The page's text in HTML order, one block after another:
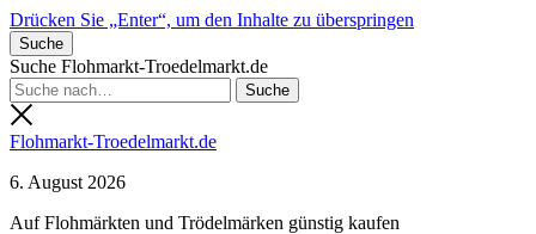
Drücken Sie „Enter“, um den Inhalte zu überspringen
Suche
Suche Flohmarkt-Troedelmarkt.de
Flohmarkt-Troedelmarkt.de
6. August 2026
Auf Flohmärkten und Trödelmärken günstig kaufen